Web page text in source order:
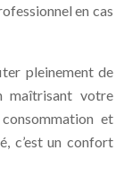
en cas
pleinement de
maîtrisant votre
et
c’est un confort